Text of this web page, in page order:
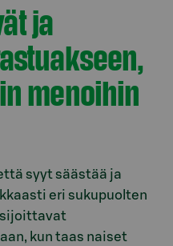
ja
menoihin
syyt säästää ja
eri sukupuolten
sijoittavat
kun taas naiset